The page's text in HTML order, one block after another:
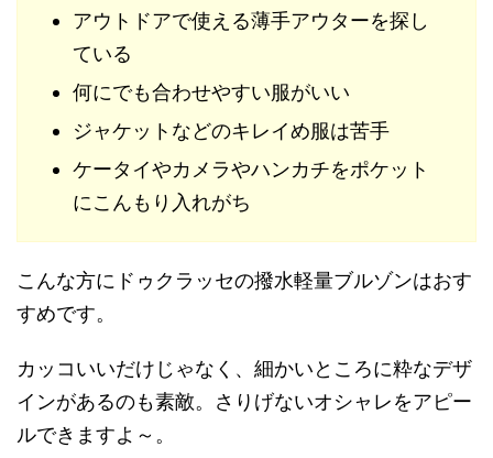
アウトドアで使える薄手アウターを探し
ている
何にでも合わせやすい服がいい
ジャケットなどのキレイめ服は苦手
ケータイやカメラやハンカチをポケット
にこんもり入れがち
こんな方にドゥクラッセの撥水軽量ブルゾンはおす
すめです。
カッコいいだけじゃなく、細かいところに粋なデザ
インがあるのも素敵。さりげないオシャレをアピー
ルできますよ～。